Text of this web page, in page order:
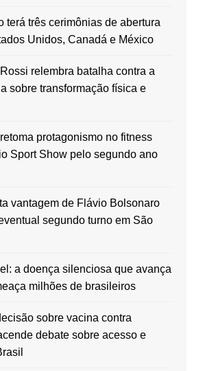
terá três cerimônias de abertura
Unidos, Canadá e México
relembra batalha contra a
sobre transformação física e
protagonismo no fitness
Sport Show pelo segundo ano
vantagem de Flávio Bolsonaro
segundo turno em São
a doença silenciosa que avança
milhões de brasileiros
sobre vacina contra
debate sobre acesso e